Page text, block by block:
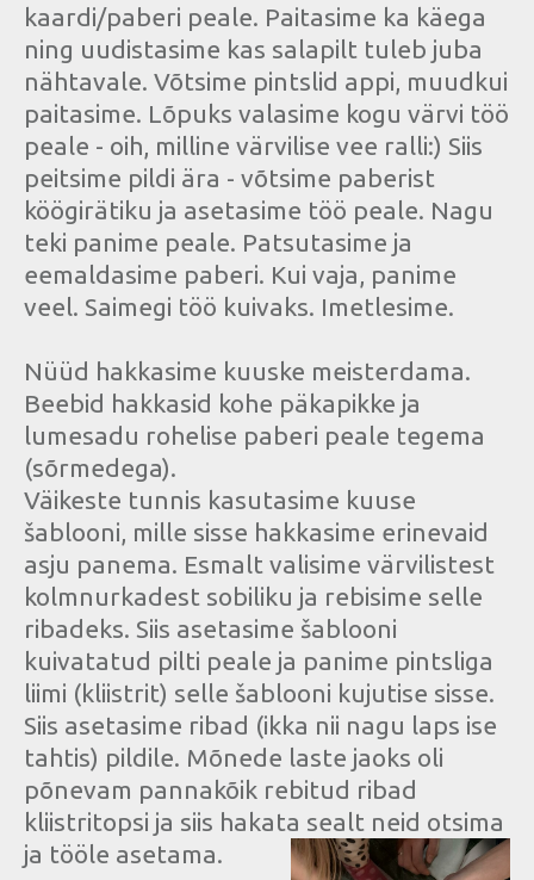
kaardi/paberi peale. Paitasime ka käega
ning uudistasime kas salapilt tuleb juba
nähtavale. Võtsime pintslid appi, muudkui
paitasime. Lõpuks valasime kogu värvi töö
peale - oih, milline värvilise vee ralli:) Siis
peitsime pildi ära - võtsime paberist
köögirätiku ja asetasime töö peale. Nagu
teki panime peale. Patsutasime ja
eemaldasime paberi. Kui vaja, panime
veel. Saimegi töö kuivaks. Imetlesime.
Nüüd hakkasime kuuske meisterdama.
Beebid hakkasid kohe päkapikke ja
lumesadu rohelise paberi peale tegema
(sõrmedega).
Väikeste tunnis kasutasime kuuse
šablooni, mille sisse hakkasime erinevaid
asju panema. Esmalt valisime värvilistest
kolmnurkadest sobiliku ja rebisime selle
ribadeks. Siis asetasime šablooni
kuivatatud pilti peale ja panime pintsliga
liimi (kliistrit) selle šablooni kujutise sisse.
Siis asetasime ribad (ikka nii nagu laps ise
tahtis) pildile. Mõnede laste jaoks oli
põnevam pannakõik rebitud ribad
kliistritopsi ja siis hakata sealt neid otsima
ja tööle asetama.